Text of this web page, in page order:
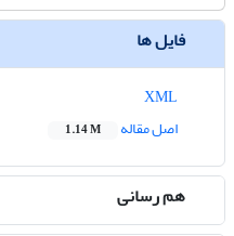
فایل ها
اصل مقاله
1.14 M
هم رسانی